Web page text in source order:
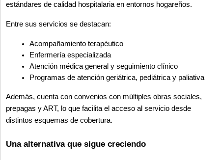
estándares de calidad hospitalaria en entornos hogareños.
Entre sus servicios se destacan:
Acompañamiento terapéutico
Enfermería especializada
Atención médica general y seguimiento clínico
Programas de atención geriátrica, pediátrica y paliativa
Además, cuenta con convenios con múltiples obras sociales,
prepagas y ART, lo que facilita el acceso al servicio desde
distintos esquemas de cobertura.
Una alternativa que sigue creciendo